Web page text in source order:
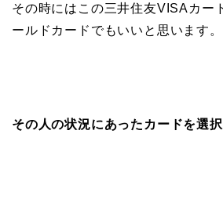
その時にはこの三井住友VISAカー
ールドカードでもいいと思います。
その人の状況にあったカードを選択